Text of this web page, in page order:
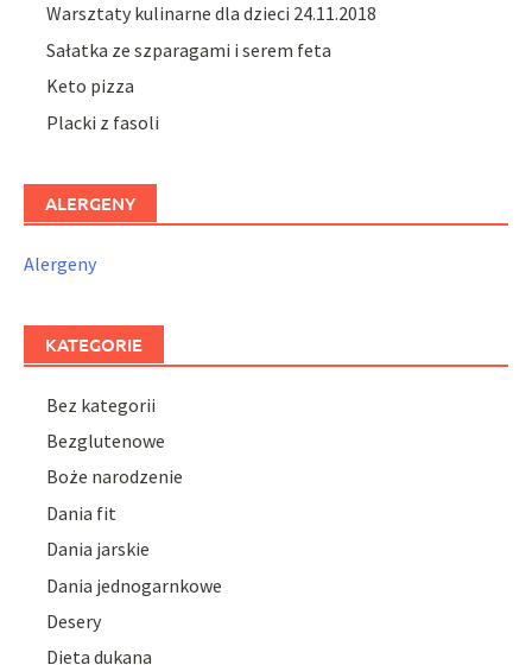
Warsztaty kulinarne dla dzieci 24.11.2018
Sałatka ze szparagami i serem feta
Keto pizza
Placki z fasoli
ALERGENY
Alergeny
KATEGORIE
Bez kategorii
Bezglutenowe
Boże narodzenie
Dania fit
Dania jarskie
Dania jednogarnkowe
Desery
Dieta dukana